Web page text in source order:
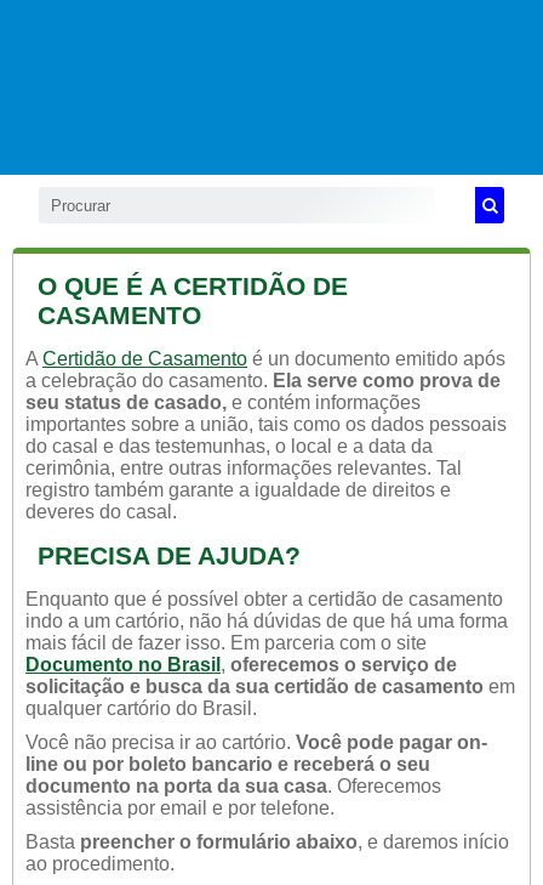
O QUE É A CERTIDÃO DE
CASAMENTO
A Certidão de Casamento é un documento emitido após
a celebração do casamento. Ela serve como prova de
seu status de casado, e contém informações
importantes sobre a união, tais como os dados pessoais
do casal e das testemunhas, o local e a data da
cerimônia, entre outras informações relevantes. Tal
registro também garante a igualdade de direitos e
deveres do casal.
PRECISA DE AJUDA?
Enquanto que é possível obter a certidão de casamento
indo a um cartório, não há dúvidas de que há uma forma
mais fácil de fazer isso. Em parceria com o site
Documento no Brasil , oferecemos o serviço de
solicitação e busca da sua certidão de casamento em
qualquer cartório do Brasil.
Você não precisa ir ao cartório. Você pode pagar on-
line ou por boleto bancario e receberá o seu
documento na porta da sua casa. Oferecemos
assistência por email e por telefone.
Basta preencher o formulário abaixo, e daremos início
ao procedimento.